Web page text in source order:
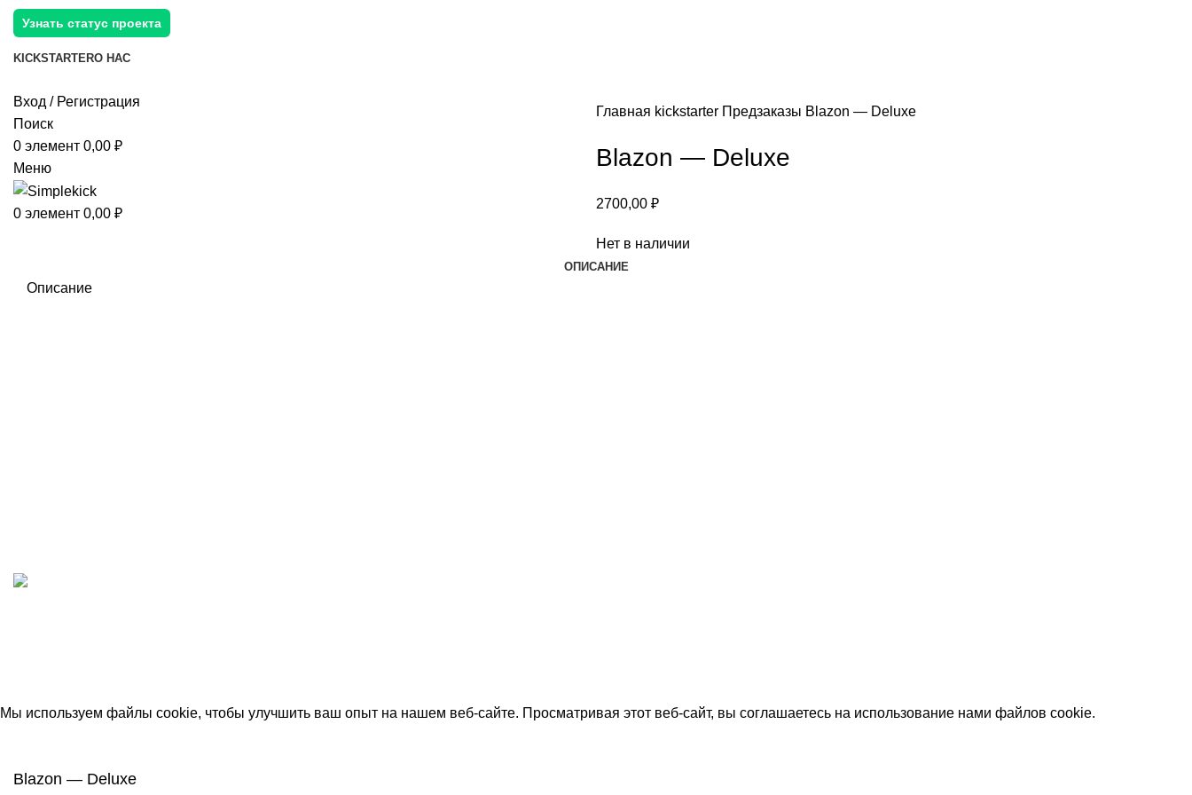
Узнать статус проекта
KICKSTARTERО НАС
Вход / Регистрация
Поиск
0 элемент 0,00 ₽
Меню
0 элемент 0,00 ₽
Главная kickstarter Предзаказы Blazon — Deluxe
Blazon — Deluxe
2700,00 ₽
Нет в наличии
ОПИСАНИЕ
Описание
Мы используем файлы cookie, чтобы улучшить ваш опыт на нашем веб-сайте. Просматривая этот веб-сайт, вы соглашаетесь на использование нами файлов cookie.
Blazon — Deluxe